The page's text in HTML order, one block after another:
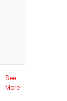
See
More